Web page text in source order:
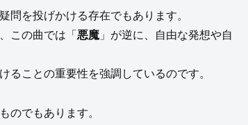
問を投げかける存在でもあります。
この曲では「 悪魔 」が逆に、自由な発想や自
ることの重要性を強調しているのです。
のでもあります。